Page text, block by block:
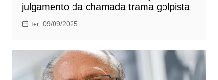
julgamento da chamada trama golpista
ter, 09/09/2025